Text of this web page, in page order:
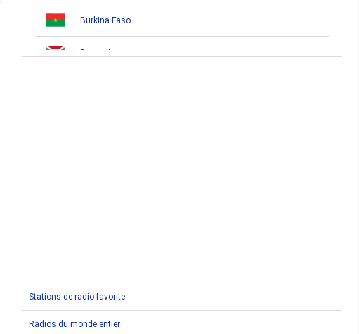
Burkina Faso
Burundi
Egypte
Stations de radio favorite
Radios du monde entier